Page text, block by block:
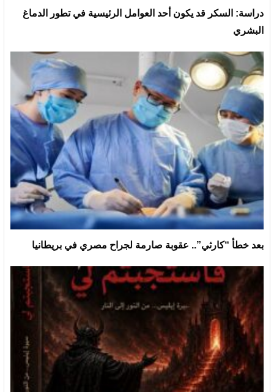
دراسة: السكر قد يكون أحد العوامل الرئيسية في تطور الدماغ
البشري
بعد خطأ “كارثي”.. عقوبة صارمة لجراح مصري في بريطانيا